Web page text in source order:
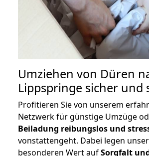
Umziehen von Düren
Lippspringe sicher und
Profitieren Sie von unserem
Netzwerk für günstige Umzüge
Beiladung reibungslos und
vonstattengeht. Dabei legen
besonderen Wert aufSorgfalt